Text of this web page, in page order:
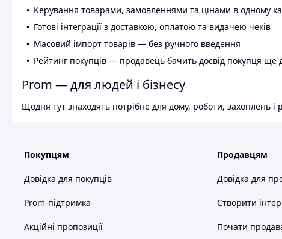
Керування товарами, замовленнями та цінами в одному
Готові інтеграції з доставкою, оплатою та видачею чеків
Масовий імпорт товарів — без ручного введення
Рейтинг покупців — продавець бачить досвід покупця ще
Prom — для людей і бізнесу
Щодня тут знаходять потрібне для дому, роботи, захоплень
Покупцям
Довідка для покупців
Prom-підтримка
Акційні пропозиції
Продавцям
Довідка для
Створити
Почати